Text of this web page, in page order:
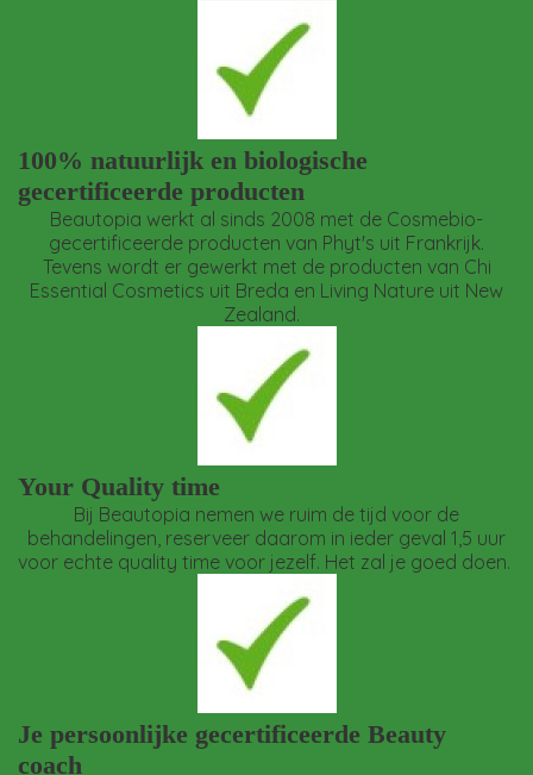
100% natuurlijk en biologische
gecertificeerde producten
Beautopia werkt al sinds 2008 met de Cosmebio-
gecertificeerde producten van Phyt's uit Frankrijk.
Tevens wordt er gewerkt met de producten van Chi
Essential Cosmetics uit Breda en Living Nature uit New
Zealand.
Your Quality time
Bij Beautopia nemen we ruim de tijd voor de
behandelingen, reserveer daarom in ieder geval 1,5 uur
voor echte quality time voor jezelf. Het zal je goed doen.
Je persoonlijke gecertificeerde Beauty
coach